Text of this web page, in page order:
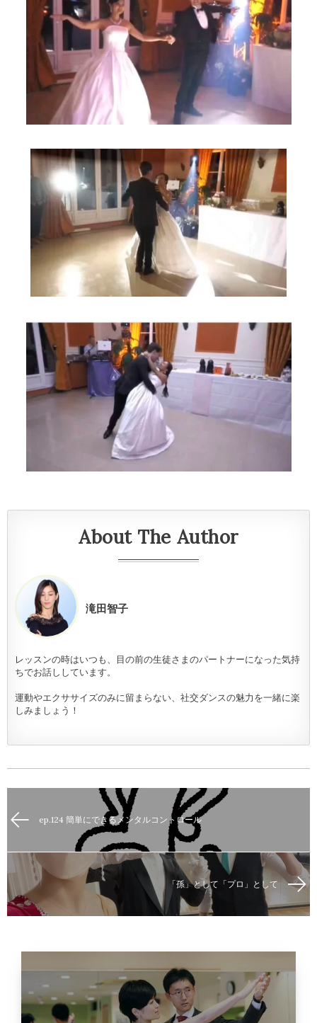
About The Author
滝田智子
レッスンの時はいつも、目の前の生徒さまのパートナーになった気持
ちでお話ししています。
運動やエクササイズのみに留まらない、社交ダンスの魅力を一緒に楽
しみましょう！
ep.124 簡単にできるメンタルコントロール
「孫」として「プロ」として